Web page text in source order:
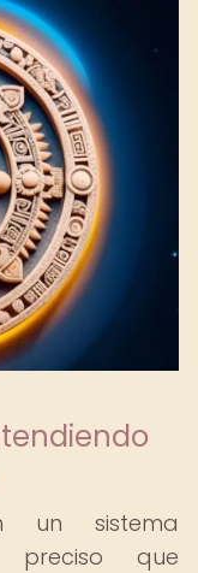
un sistema
preciso que